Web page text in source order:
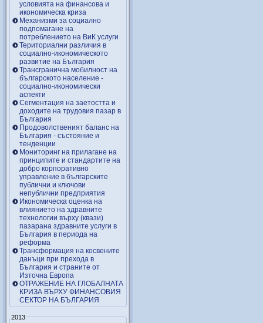
условията на финансова и
икономическа криза
Механизми за социално
подпомагане на
потреблението на ВиК услуги
Териториални различия в
социално-икономическото
развитие на България
Трансгранична мобилност на
българското население -
социално-икономически
аспекти
Сегментация на заетостта и
доходите на трудовия пазар в
България
Продоволственият баланс на
България - състояние и
тенденции
Мониторинг на прилагане на
принципите и стандартите на
добро корпоративно
управление в българските
публични и ключови
непублични предприятия
Икономическа оценка на
влиянието на здравните
технологии върху (квази)
пазарана здравните услуги в
България в периода на
реформа
Трансформация на косвените
данъци при прехода в
България и страните от
Източна Европа
ОТРАЖЕНИЕ НА ГЛОБАЛНАТА
КРИЗА ВЪРХУ ФИНАНСОВИЯ
СЕКТОР НА БЪЛГАРИЯ
2013